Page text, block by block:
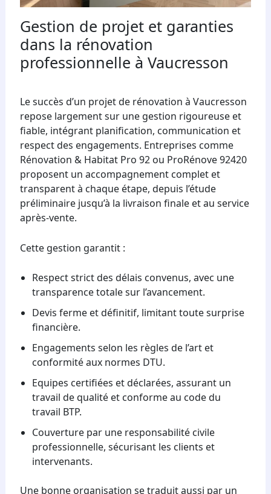
Gestion de projet et garanties
dans la rénovation
professionnelle à Vaucresson
Le succès d’un projet de rénovation à Vaucresson
repose largement sur une gestion rigoureuse et
fiable, intégrant planification, communication et
respect des engagements. Entreprises comme
Rénovation & Habitat Pro 92 ou ProRénove 92420
proposent un accompagnement complet et
transparent à chaque étape, depuis l’étude
préliminaire jusqu’à la livraison finale et au service
après-vente.
Cette gestion garantit :
Respect strict des délais convenus, avec une
transparence totale sur l’avancement.
Devis ferme et définitif, limitant toute surprise
financière.
Engagements selon les règles de l’art et
conformité aux normes DTU.
Equipes certifiées et déclarées, assurant un
travail de qualité et conforme au code du
travail BTP.
Couverture par une responsabilité civile
professionnelle, sécurisant les clients et
intervenants.
Une bonne organisation se traduit aussi par un